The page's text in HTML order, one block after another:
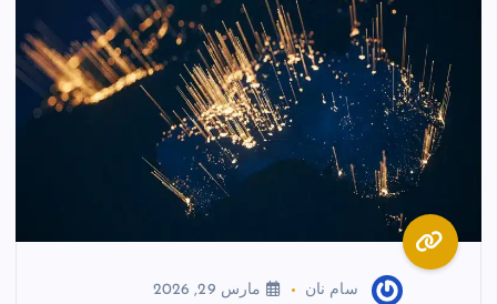
سام نان مارس 29, 2026